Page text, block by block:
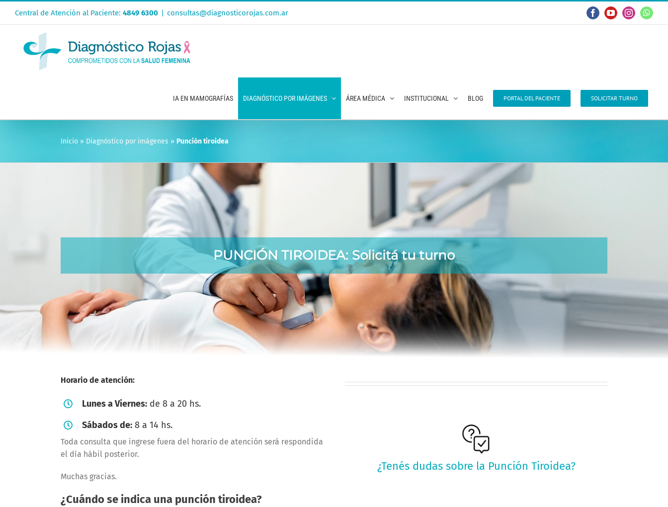
Central de Atención al Paciente: 4849 6300 | consultas@diagnosticorojas.com.ar FacebookYouTubeInstagram
IA EN MAMOGRAFÍAS DIAGNÓSTICO POR IMÁGENES ÁREA MÉDICA INSTITUCIONAL BLOG PORTAL DEL PACIENTE SOLICITAR TURNO
Inicio » Diagnóstico por imágenes » Punción tiroidea
PUNCIÓN TIROIDEA: Solicitá tu turno
Horario de atención:
Lunes a Viernes: de 8 a 20 hs.
Sábados de: 8 a 14 hs.
Toda consulta que ingrese fuera del horario de atención será respondida
el día hábil posterior.
Muchas gracias.
¿Cuándo se indica una punción tiroidea?
¿Tenés dudas sobre la Punción Tiroidea?
tiroidea
Ingresa a la categoría de nuestro blog y ¡responde tus dudas!